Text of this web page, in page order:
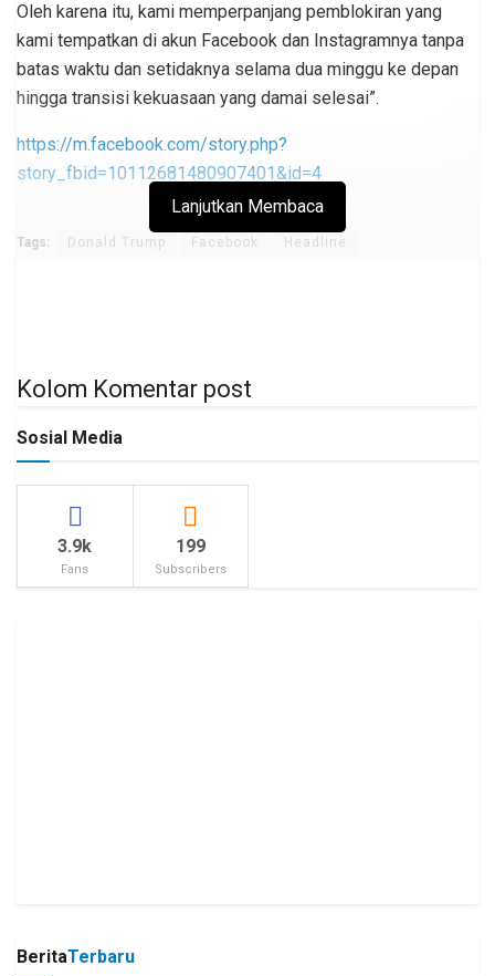
Oleh karena itu, kami memperpanjang pemblokiran yang
kami tempatkan di akun Facebook dan Instagramnya tanpa
batas waktu dan setidaknya selama dua minggu ke depan
hingga transisi kekuasaan yang damai selesai”.
https://m.facebook.com/story.php?
story_fbid=10112681480907401&id=4
Lanjutkan Membaca
Tags: Donald Trump Facebook Headline
Kolom Komentar post
Sosial Media
3.9k
Fans
199
Subscribers
BeritaTerbaru